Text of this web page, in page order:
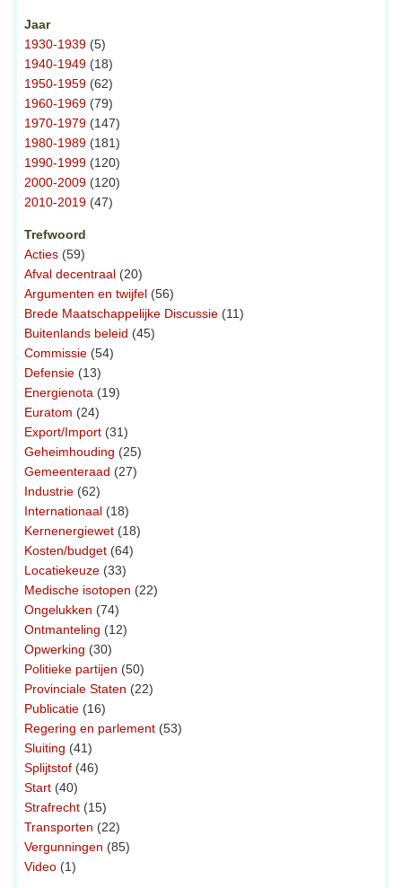
Jaar
1930-1939 (5)
1940-1949 (18)
1950-1959 (62)
1960-1969 (79)
1970-1979 (147)
1980-1989 (181)
1990-1999 (120)
2000-2009 (120)
2010-2019 (47)
Trefwoord
Acties (59)
Afval decentraal (20)
Argumenten en twijfel (56)
Brede Maatschappelijke Discussie (11)
Buitenlands beleid (45)
Commissie (54)
Defensie (13)
Energienota (19)
Euratom (24)
Export/Import (31)
Geheimhouding (25)
Gemeenteraad (27)
Industrie (62)
Internationaal (18)
Kernenergiewet (18)
Kosten/budget (64)
Locatiekeuze (33)
Medische isotopen (22)
Ongelukken (74)
Ontmanteling (12)
Opwerking (30)
Politieke partijen (50)
Provinciale Staten (22)
Publicatie (16)
Regering en parlement (53)
Sluiting (41)
Splijtstof (46)
Start (40)
Strafrecht (15)
Transporten (22)
Vergunningen (85)
Video (1)